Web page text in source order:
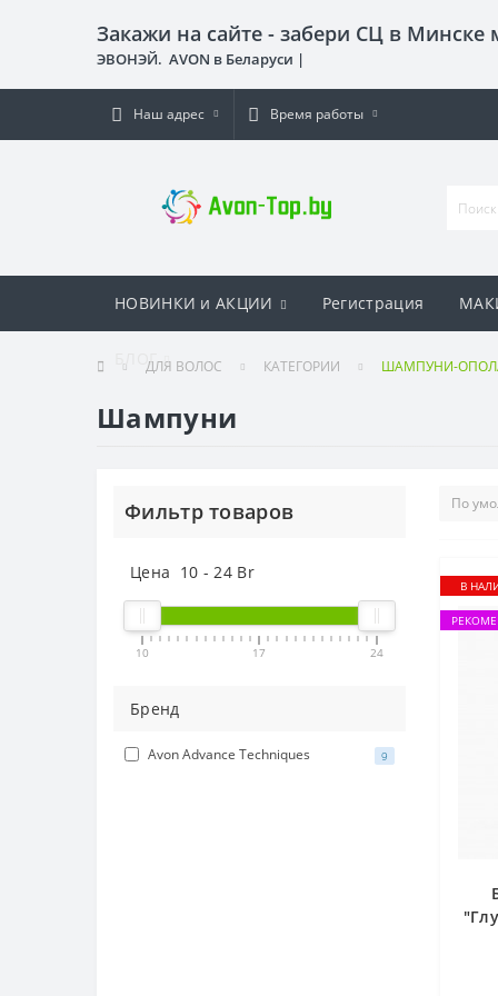
Закажи на сайте - забери СЦ в
ЭВОНЭЙ. AVON в Беларуси |
Наш адрес Время работы
НОВИНКИ и АКЦИИ Регистрация
БЛОГДЛЯ ВОЛОС КАТЕГОРИИ ШАМПУНИ-
Шампуни
Фильтр товаров
Цена 10 -24Br
10 17 24
Бренд
Avon Advance Techniques 9
В